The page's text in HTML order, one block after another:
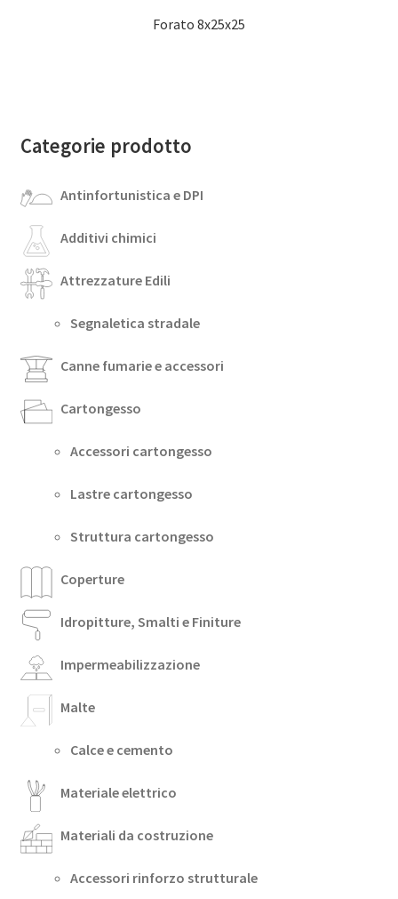
Forato 8x25x25
Categorie prodotto
Antinfortunistica e DPI
Additivi chimici
Attrezzature Edili
Segnaletica stradale
Canne fumarie e accessori
Cartongesso
Accessori cartongesso
Lastre cartongesso
Struttura cartongesso
Coperture
Idropitture, Smalti e Finiture
Impermeabilizzazione
Malte
Calce e cemento
Materiale elettrico
Materiali da costruzione
Accessori rinforzo strutturale